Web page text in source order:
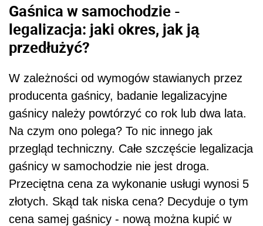
Gaśnica w samochodzie -
legalizacja: jaki okres, jak ją
przedłużyć?
W zależności od wymogów stawianych przez
producenta gaśnicy, badanie legalizacyjne
gaśnicy należy powtórzyć co rok lub dwa lata.
Na czym ono polega? To nic innego jak
przegląd techniczny. Całe szczęście legalizacja
gaśnicy w samochodzie nie jest droga.
Przeciętna cena za wykonanie usługi wynosi 5
złotych. Skąd tak niska cena? Decyduje o tym
cena samej gaśnicy - nową można kupić w